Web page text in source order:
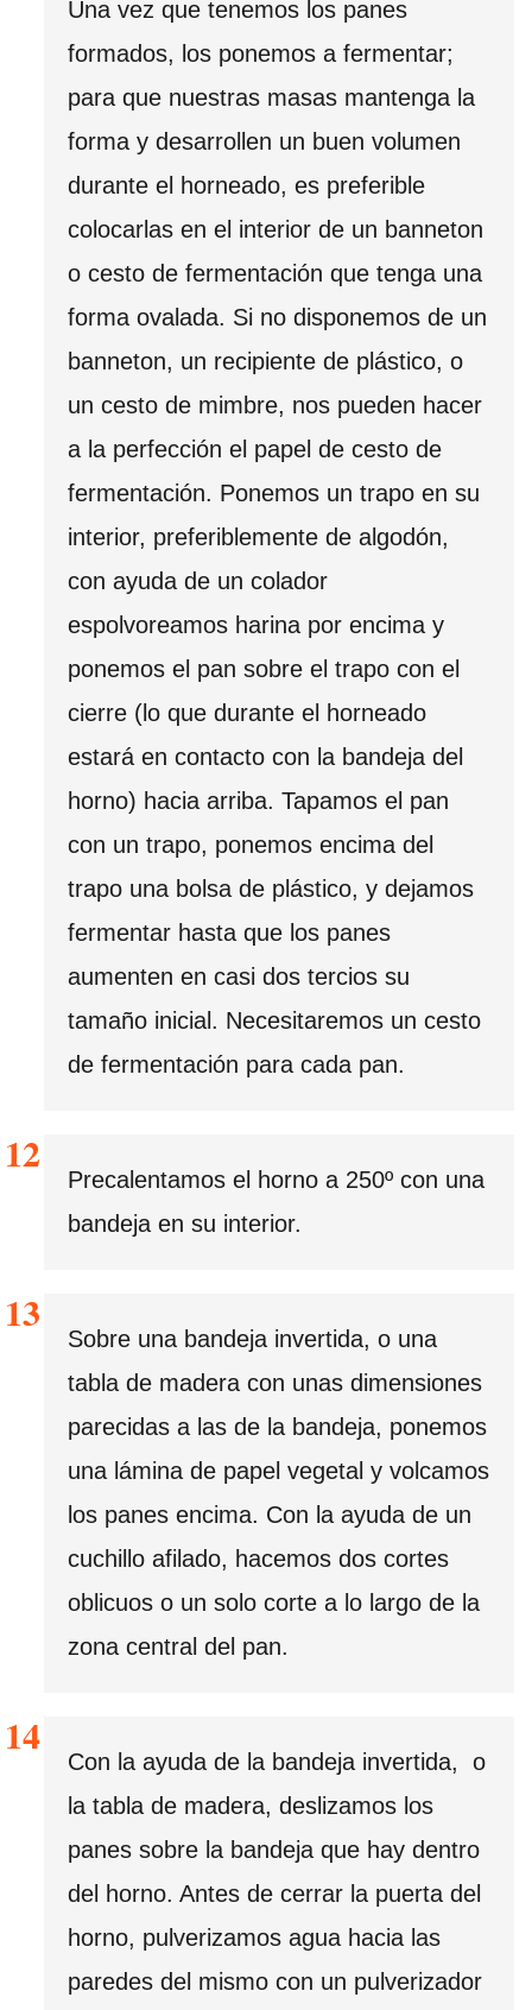
Una vez que tenemos los panes
formados, los ponemos a fermentar;
para que nuestras masas mantenga la
forma y desarrollen un buen volumen
durante el horneado, es preferible
colocarlas en el interior de un banneton
o cesto de fermentación que tenga una
forma ovalada. Si no disponemos de un
banneton, un recipiente de plástico, o
un cesto de mimbre, nos pueden hacer
a la perfección el papel de cesto de
fermentación. Ponemos un trapo en su
interior, preferiblemente de algodón,
con ayuda de un colador
espolvoreamos harina por encima y
ponemos el pan sobre el trapo con el
cierre (lo que durante el horneado
estará en contacto con la bandeja del
horno) hacia arriba. Tapamos el pan
con un trapo, ponemos encima del
trapo una bolsa de plástico, y dejamos
fermentar hasta que los panes
aumenten en casi dos tercios su
tamaño inicial. Necesitaremos un cesto
de fermentación para cada pan.
Precalentamos el horno a 250º con una
bandeja en su interior.
Sobre una bandeja invertida, o una
tabla de madera con unas dimensiones
parecidas a las de la bandeja, ponemos
una lámina de papel vegetal y volcamos
los panes encima. Con la ayuda de un
cuchillo afilado, hacemos dos cortes
oblicuos o un solo corte a lo largo de la
zona central del pan.
Con la ayuda de la bandeja invertida, o
la tabla de madera, deslizamos los
panes sobre la bandeja que hay dentro
del horno. Antes de cerrar la puerta del
horno, pulverizamos agua hacia las
paredes del mismo con un pulverizador